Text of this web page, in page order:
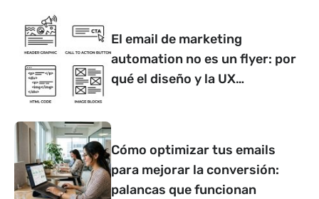
El email de marketing
automation no es un flyer: por
qué el diseño y la UX
Cómo optimizar tus emails
para mejorar la conversión:
palancas que funcionan